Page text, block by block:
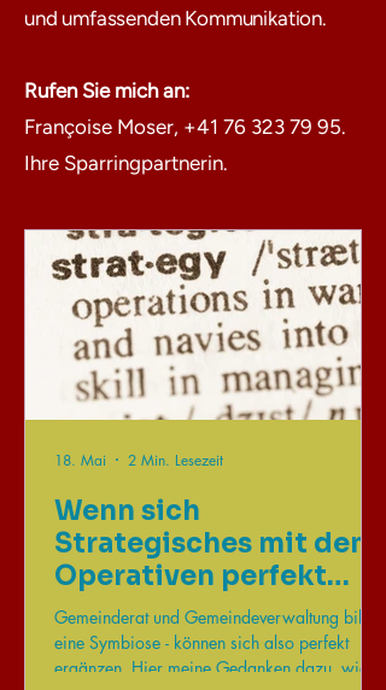
und umfassenden Kommunikation.
Rufen Sie mich an:
Françoise Moser, +41 76 323 79 95.
Ihre Sparringpartnerin.
Wenn sich
Strategisches mit dem
Operativen perfekt
ergänzt.
Gemeinderat und Gemeindeverwaltung bilden
eine Symbiose - können sich also perfekt
ergänzen. Hier meine Gedanken dazu, wie
18. Mai 2 Min. Lesezeit